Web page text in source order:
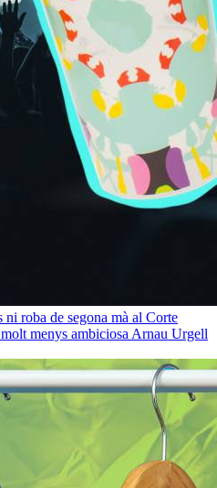
ni roba de segona mà al Corte
menys ambiciosa Arnau Urgell